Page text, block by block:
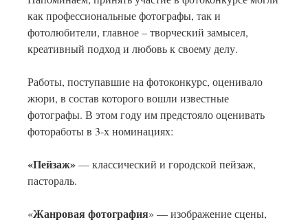
как профессиональные фотографы, так и
фотолюбители, главное – творческий замысел,
креативный подход и любовь к своему делу.
Работы, поступавшие на фотоконкурс, оценивало
жюри, в состав которого вошли известные
фотографы. В этом году им предстояло оценивать
фотоработы в 3-х номинациях:
«Пейзаж»— классический и городской пейзаж,
пастораль.
«Жанровая фотография» — изображение сцены,